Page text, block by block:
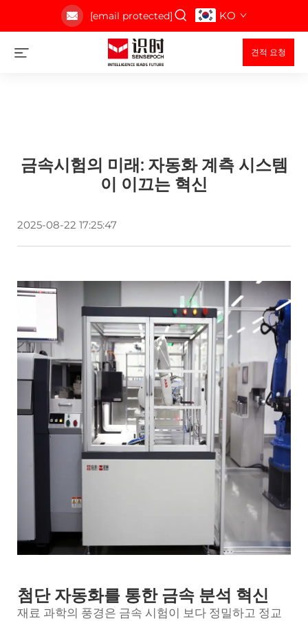
[email protected] KO
견적 요청
금속시험의 미래: 자동화 계측 시스템
이 이끄는 혁신
2025-08-22 17:25:47
첨단 자동화를 통한 금속 분석 혁신
재료 과학의 풍경은 금속 시험이 보다 정밀하고 정교